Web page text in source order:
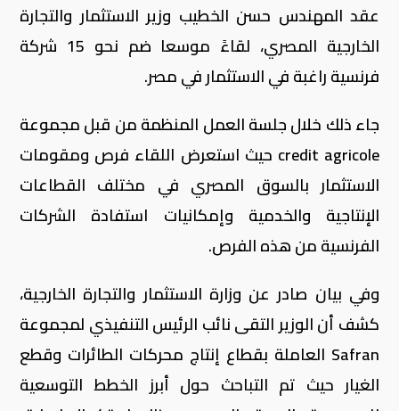
عقد المهندس حسن الخطيب وزير الاستثمار والتجارة
الخارجية المصري، لقاءً موسعا ضم نحو 15 شركة
فرنسية راغبة في الاستثمار في مصر.
جاء ذلك خلال جلسة العمل المنظمة من قبل مجموعة
credit agricole حيث استعرض اللقاء فرص ومقومات
الاستثمار بالسوق المصري في مختلف القطاعات
الإنتاجية والخدمية وإمكانيات استفادة الشركات
الفرنسية من هذه الفرص.
وفي بيان صادر عن وزارة الاستثمار والتجارة الخارجية،
كشف أن الوزير التقى نائب الرئيس التنفيذي لمجموعة
Safran العاملة بقطاع إنتاج محركات الطائرات وقطع
الغيار حيث تم التباحث حول أبرز الخطط التوسعية